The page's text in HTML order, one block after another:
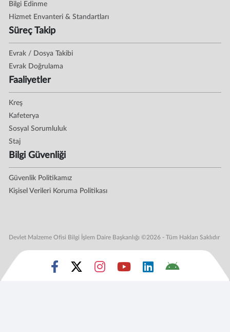
Bilgi Edinme
Hizmet Envanteri & Standartları
Süreç Takip
Evrak / Dosya Takibi
Evrak Doğrulama
Faaliyetler
Kreş
Kafeterya
Sosyal Sorumluluk
Staj
Bilgi Güvenliği
Güvenlik Politikamız
Kişisel Verileri Koruma Politikası
Devlet Malzeme Ofisi Bilgi İşlem Daire Başkanlığı ©2026 - Tüm Hakları Saklıdır